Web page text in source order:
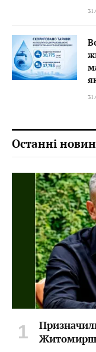
Останні